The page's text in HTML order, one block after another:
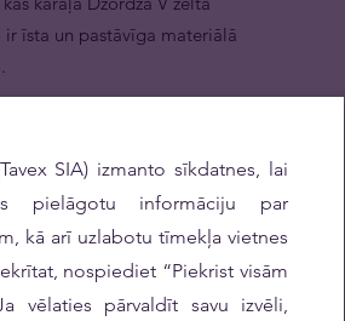
ir īsta un pastāvīga materiālā
ir Lielbritānijas
Britu impērijas zelta
kas izkalti, sākot ar
SIA) izmanto sīkdatnes, lai
pielāgotu informāciju par
kā arī uzlabotu tīmekļa vietnes
nospiediet “Piekrist visām
vēlaties pārvaldīt savu izvēli,